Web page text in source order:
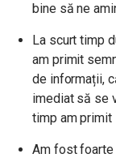
bine să ne
La scurt timp
am primit
de informații,
imediat să se
timp am
Am fost foarte